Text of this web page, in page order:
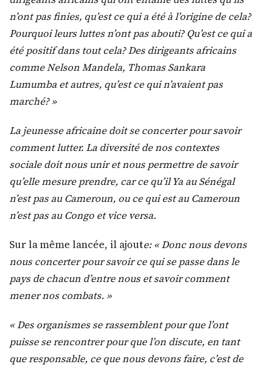
n’ont pas finies, qu’est ce qui a été à l’origine de cela?
Pourquoi leurs luttes n’ont pas abouti? Qu’est ce qui a
été positif dans tout cela? Des dirigeants africains
comme Nelson Mandela, Thomas Sankara
Lumumba et autres, qu’est ce qui n’avaient pas
marché? »
La jeunesse africaine doit se concerter pour savoir
comment lutter. La diversité de nos contextes
sociale doit nous unir et nous permettre de savoir
qu’elle mesure prendre, car ce qu’il Ya au Sénégal
n’est pas au Cameroun, ou ce qui est au Cameroun
n’est pas au Congo et vice versa.
Sur la même lancée, il ajoute: « Donc nous devons
nous concerter pour savoir ce qui se passe dans le
pays de chacun d’entre nous et savoir comment
mener nos combats. »
« Des organismes se rassemblent pour que l’ont
puisse se rencontrer pour que l’on discute, en tant
que responsable, ce que nous devons faire, c’est de